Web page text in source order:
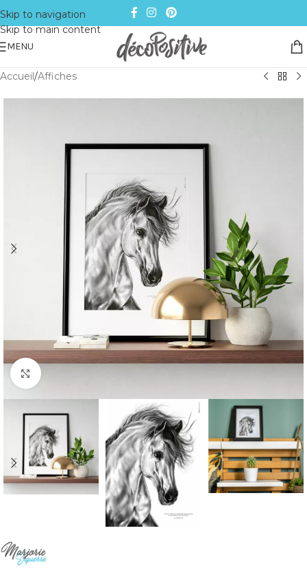
Skip to navigation
Skip to main content
MENU
Accueil/Affiches
Cliquer pour agrandir